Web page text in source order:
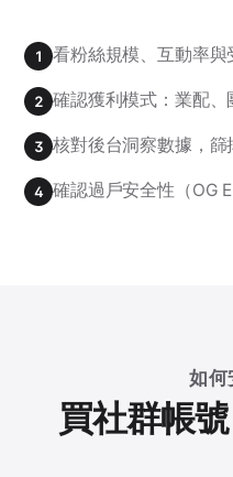
1 看粉絲規模、互動率與
2 確認獲利模式：業配
3 核對後台洞察數據，篩
4 確認過戶安全性（OG
如何
買社群帳號